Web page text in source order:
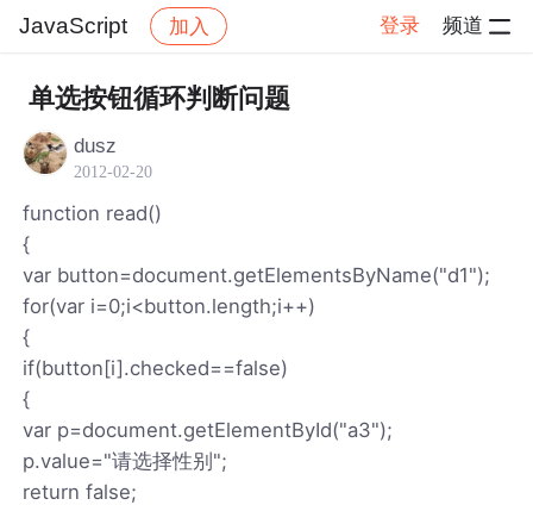
JavaScript 加入 登录 频道
社区 JavaScript 帖子详情
单选按钮循环判断问题
dusz
2012-02-20
function read()
{
var button=document.getElementsByName("d1");
for(var i=0;i<button.length;i++)
{
if(button[i].checked==false)
{
var p=document.getElementById("a3");
p.value="请选择性别";
return false;